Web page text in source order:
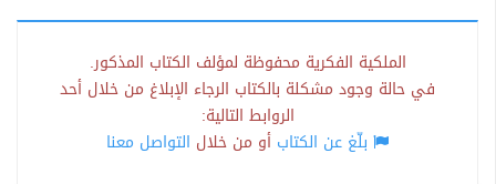
الملكية الفكرية محفوظة لمؤلف الكتاب المذكور.
في حالة وجود مشكلة بالكتاب الرجاء الإبلاغ من خلال أحد
الروابط التالية:
بلّغ عن الكتاب أو من خلال التواصل معنا